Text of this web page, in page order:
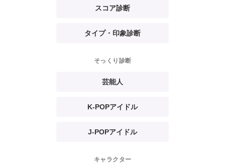
スコア診断
タイプ・印象診断
そっくり診断
芸能人
K-POPアイドル
J-POPアイドル
キャラクター